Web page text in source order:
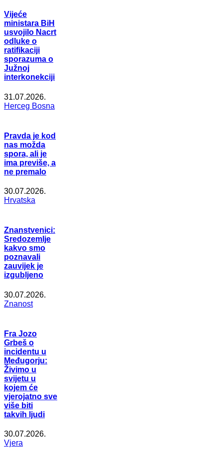
Vijeće
ministara BiH
usvojilo Nacrt
odluke o
ratifikaciji
sporazuma o
Južnoj
interkonekciji
31.07.2026.
Herceg Bosna
Pravda je kod
nas možda
spora, ali je
ima previše, a
ne premalo
30.07.2026.
Hrvatska
Znanstvenici:
Sredozemlje
kakvo smo
poznavali
zauvijek je
izgubljeno
30.07.2026.
Znanost
Fra Jozo
Grbeš o
incidentu u
Međugorju:
Živimo u
svijetu u
kojem će
vjerojatno sve
više biti
takvih ljudi
30.07.2026.
Vjera